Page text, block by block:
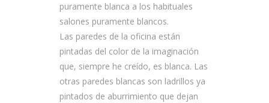
puramente blanca a los habituales
salones puramente blancos.
Las paredes de la oficina están
pintadas del color de la imaginación
que, siempre he creído, es blanca. Las
otras paredes blancas son ladrillos ya
pintados de aburrimiento que dejan